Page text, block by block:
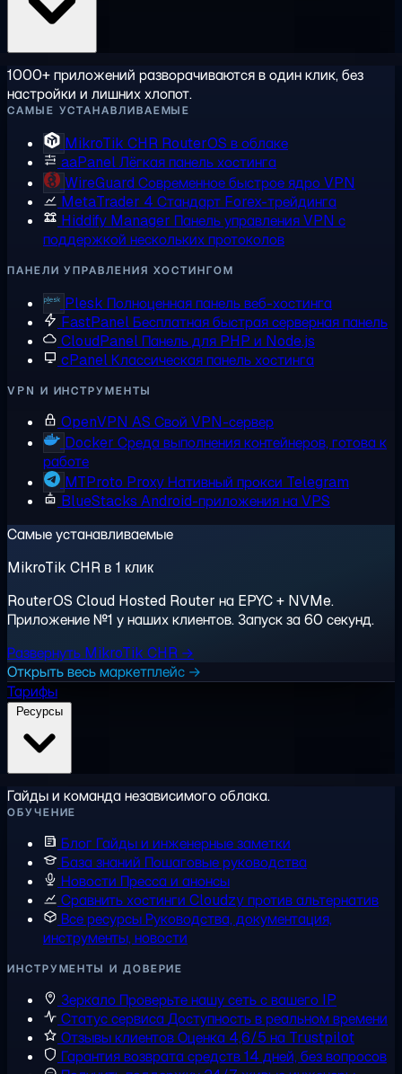
1000+ приложений разворачиваются в один клик, без
настройки и лишних хлопот.
САМЫЕ УСТАНАВЛИВАЕМЫЕ
MikroTik CHR RouterOS в облаке
aaPanelЛёгкая панель хостинга
WireGuard Современное быстрое ядро VPN
MetaTrader 4 Стандарт Forex-трейдинга
Hiddify Manager Панель управления VPN с
поддержкой нескольких протоколов
ПАНЕЛИ УПРАВЛЕНИЯ ХОСТИНГОМ
Plesk Полноценная панель веб-хостинга
FastPanelБесплатная быстрая серверная панель
CloudPanel Панель для PHP и Node.js
cPanelКлассическая панель хостинга
VPN И ИНСТРУМЕНТЫ
OpenVPN AS Свой VPN-сервер
Docker Среда выполнения контейнеров, готова к
работе
MTProto ProxyНативный прокси Telegram
BlueStacks Android-приложения на VPS
Самые устанавливаемые
MikroTik CHR в 1 клик
RouterOS Cloud Hosted Router на EPYC + NVMe.
Приложение №1 у наших клиентов. Запуск за 60 секунд.
Развернуть MikroTik CHR →
Открыть весь маркетплейс →
Тарифы
Гайды и команда независимого облака.
ОБУЧЕНИЕ
Блог Гайды и инженерные заметки
База знаний Пошаговые руководства
Новости Пресса и анонсы
Сравнить хостинги Cloudzy против альтернатив
Все ресурсыРуководства, документация,
инструменты, новости
ИНСТРУМЕНТЫ И ДОВЕРИЕ
Зеркало Проверьте нашу сеть с вашего IP
Статус сервисаДоступность в реальном времени
Отзывы клиентовОценка 4,6/5 на Trustpilot
Гарантия возврата средств14 дней, без вопросов